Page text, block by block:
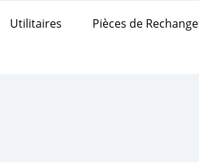
Utilitaires Pièces de Rechange